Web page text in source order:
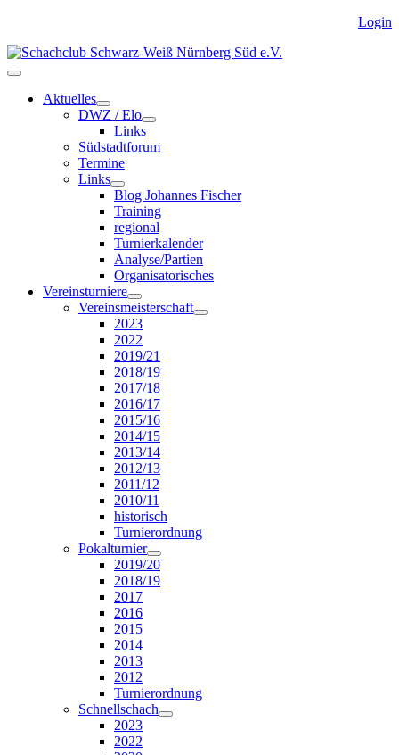
Login
Aktuelles
DWZ / Elo
Links
Südstadtforum
Termine
Links
Blog Johannes Fischer
Training
regional
Turnierkalender
Analyse/Partien
Organisatorisches
Vereinsturniere
Vereinsmeisterschaft
2023
2022
2019/21
2018/19
2017/18
2016/17
2015/16
2014/15
2013/14
2012/13
2011/12
2010/11
historisch
Turnierordnung
Pokalturnier
2019/20
2018/19
2017
2016
2015
2014
2013
2012
Turnierordnung
Schnellschach
2023
2022